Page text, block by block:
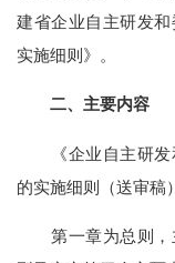
建省企业自主研发
实施细则》。
二、主要内容
《企业自主研发
的实施细则（送审稿
第一章为总则